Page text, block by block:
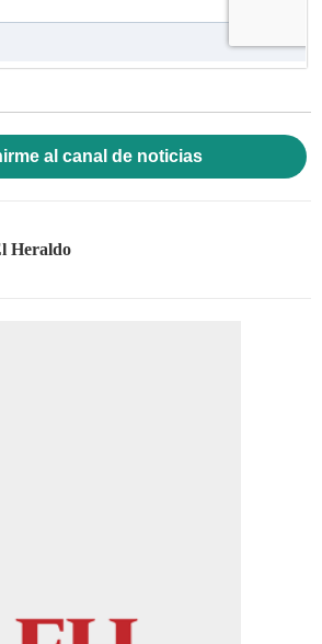
al canal de noticias
Heraldo